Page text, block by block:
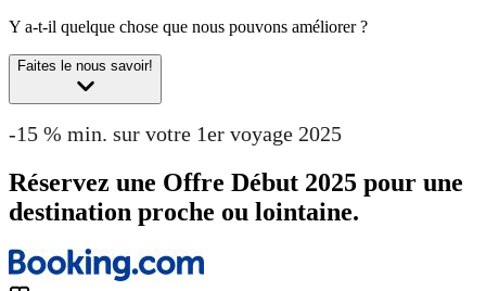
Y a-t-il quelque chose que nous pouvons améliorer ?
Faites le nous savoir!
-15 % min. sur votre 1er voyage 2025
Réservez une Offre Début 2025 pour une
destination proche ou lointaine.